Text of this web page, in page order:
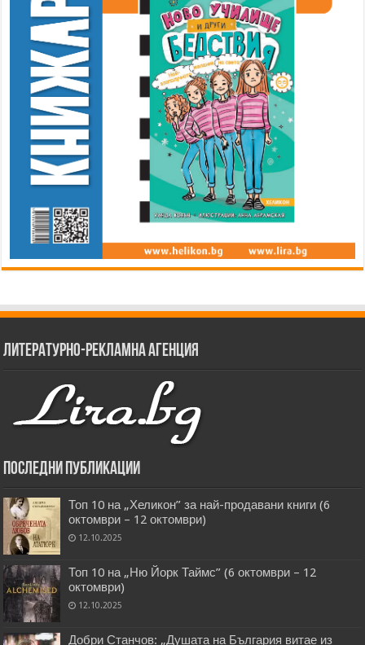
Литературно-рекламна агенция
Последни публикации
Топ 10 на „Хеликон” за най-продавани книги (6
октомври – 12 октомври)
12.10.2025
Топ 10 на „Ню Йорк Таймс” (6 октомври – 12
октомври)
12.10.2025
Добри Станчов: „Душата на България витае из